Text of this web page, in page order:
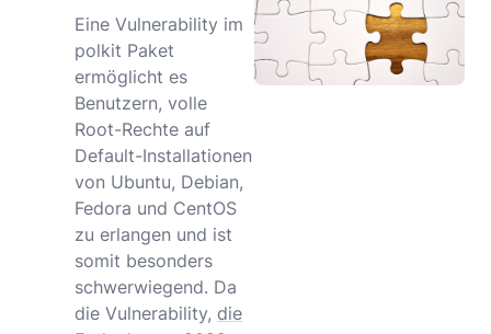
Eine Vulnerability im
polkit Paket
ermöglicht es
Benutzern, volle
Root-Rechte auf
Default-Installationen
von Ubuntu, Debian,
Fedora und CentOS
zu erlangen und ist
somit besonders
schwerwiegend. Da
die Vulnerability, die